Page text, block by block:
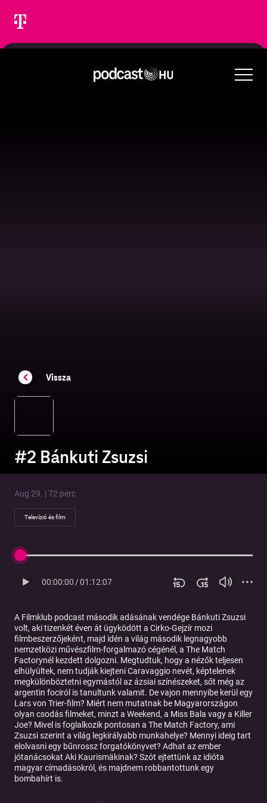
Vissza
#2 Bánkuti Zsuzsi
Aug 29. | 72 perc
Televízió és film
00:00:00/01:12:07
A Filmklub podcast második adásának vendége Bánkuti Zsuzsi
volt, aki tizenkét éven át ügyködött a Cirko-Gejzír mozi
filmbeszerzőjeként, majd idén a világ második legnagyobb
nemzetközi művészfilm-forgalmazó cégénél, a The Match
Factorynél kezdett dolgozni. Megtudtuk, hogy a nézők teljesen
elhülyültek, nem tudják kiejteni Caravaggio nevét, képtelenek
megkülönböztetni egymástól az ázsiai színészeket, sőt még az
argentin fociról is tanultunk valamit. De vajon mennyibe kerül egy
Lars von Trier-film? Miért nem mutatnak be Magyarországon
olyan csodás filmeket, minzt a Weekend, a Miss Bala vagy a Killer
Joe? Mivel is foglalkozik pontosan a The Match Factory, ami
Zsuzsi szerint a világ legkirályabb munkahelye? Mennyi ideig tart
elolvasni egy bűnrossz forgatókönyvet? Adhat az ember
jótanácsokat Aki Kaurismäkinak? Szót ejtettünk az idióta
magyar címadásokról, és majdnem robbantottunk egy
bombahírt is.